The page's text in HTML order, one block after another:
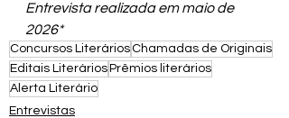
Entrevista realizada em maio de
2026*
Concursos Literários Chamadas de Originais
Editais Literários Prêmios literários
Alerta Literário
Entrevistas